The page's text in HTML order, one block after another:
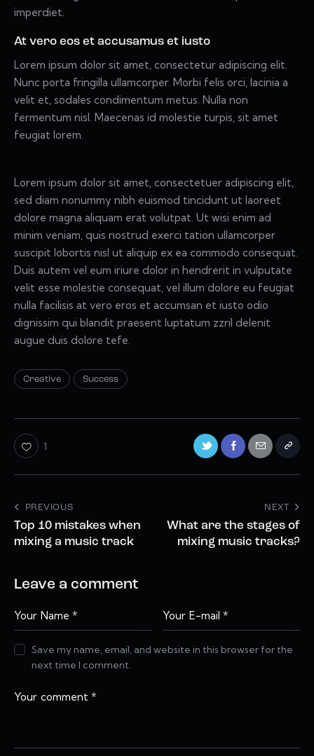
imperdiet.
At vero eos et accusamus et iusto
Lorem ipsum dolor sit amet, consectetur adipiscing elit.
Nunc porta fringilla ullamcorper. Morbi felis orci, lacinia a
velit et, sodales condimentum metus. Nulla non
fermentum nisl. Maecenas id molestie turpis, sit amet
feugiat lorem.
Lorem ipsum dolor sit amet, consectetuer adipiscing elit,
sed diam nonummy nibh euismod tincidunt ut laoreet
dolore magna aliquam erat volutpat. Ut wisi enim ad
minim veniam, quis nostrud exerci tation ullamcorper
suscipit lobortis nisl ut aliquip ex ea commodo consequat.
Duis autem vel eum iriure dolor in hendrerit in vulputate
velit esse molestie consequat, vel illum dolore eu feugiat
nulla facilisis at vero eros et accumsan et iusto odio
dignissim qui blandit praesent luptatum zzril delenit
augue duis dolore tefe.
Creative Success
1
PREVIOUS
Top 10 mistakes when
mixing a music track
NEXT
What are the stages of
mixing music tracks?
Leave a comment
Save my name, email, and website in this browser for the
next time I comment.